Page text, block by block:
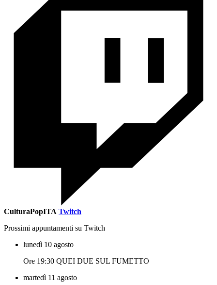
CulturaPopITA Twitch
Prossimi appuntamenti su Twitch
lunedì 10 agosto
Ore 19:30 QUEI DUE SUL FUMETTO
martedì 11 agosto